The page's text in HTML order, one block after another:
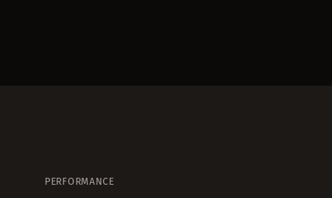
PERFORMANCE